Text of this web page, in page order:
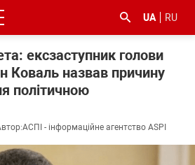
UA RU
ексзаступник голови
Коваль назвав причину
політичною
АСПІ - інформаційне агентство ASPI
#Київ